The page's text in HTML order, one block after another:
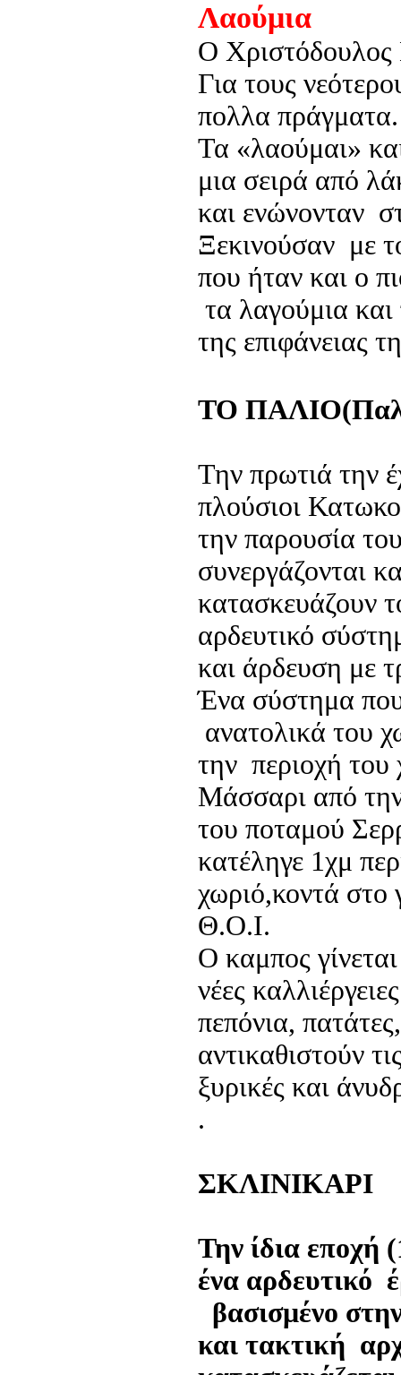
Λαούμια
Ο Xριστόδουλος
Για τους
πολλα πράγματα.
Τα «λαούμαι»
μια σειρά από
και ενώνονταν
Ξεκινούσαν με
που ήταν και ο
τα λαγούμια
της επιφάνειας
ΤΟ
Την πρωτιά την
πλούσιοι
την παρουσία
συνεργάζονται
κατασκευάζουν
αρδευτικό
και άρδευση με
Ένα σύστημα
ανατολικά του
την περιοχή του
Μάσσαρι από
του ποταμού
κατέληγε 1χμ
χωριό,κοντά στο
Θ.Ο.Ι.
Ο καμπος
νέες
πεπόνια,
αντικαθιστούν
ξυρικές και
.
ΣΚΛΙΝΙΚΑΡΙ
Την ίδια εποχή
ένα αρδευτικό
βασισμένο
και τακτική